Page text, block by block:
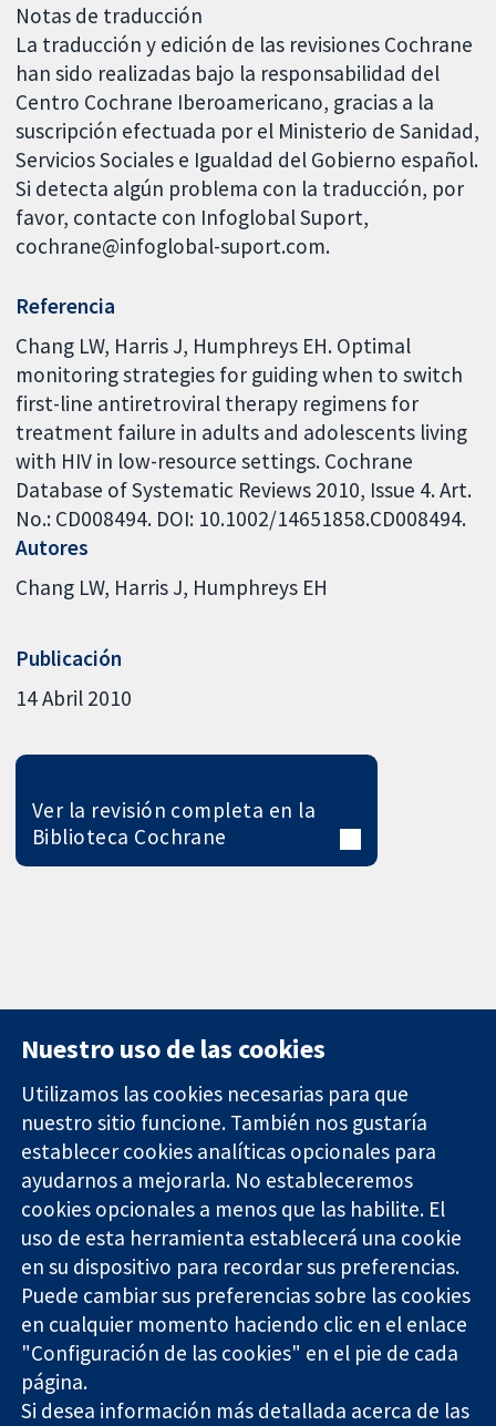
Notas de traducción
La traducción y edición de las revisiones Cochrane
han sido realizadas bajo la responsabilidad del
Centro Cochrane Iberoamericano, gracias a la
suscripción efectuada por el Ministerio de Sanidad,
Servicios Sociales e Igualdad del Gobierno español.
Si detecta algún problema con la traducción, por
favor, contacte con Infoglobal Suport,
cochrane@infoglobal-suport.com.
Referencia
Chang LW, Harris J, Humphreys EH. Optimal
monitoring strategies for guiding when to switch
first-line antiretroviral therapy regimens for
treatment failure in adults and adolescents living
with HIV in low-resource settings. Cochrane
Database of Systematic Reviews 2010, Issue 4. Art.
No.: CD008494. DOI: 10.1002/14651858.CD008494.
Autores
Chang LW Harris J Humphreys EH
Publicación
14 Abril 2010
Ver la revisión completa en la
Biblioteca Cochrane
Evidencia fiable.
Decisiones
informadas.
Mejor salud.
11-13 Cavendish
Square
Londres
W1G 0AN
Reino Unido
Contacto
Noticias
Prensa
Sobre
nosotros
Empleo
Cochrane
Library
The Cochrane Collaboration is a charity (no. 1045921) and a
company limited by guarantee (no. 03044323) registered in
Nuestro uso de las cookies
Utilizamos las cookies necesarias para que
nuestro sitio funcione. También nos gustaría
establecer cookies analíticas opcionales para
ayudarnos a mejorarla. No estableceremos
cookies opcionales a menos que las habilite. El
uso de esta herramienta establecerá una cookie
en su dispositivo para recordar sus preferencias.
Puede cambiar sus preferencias sobre las cookies
en cualquier momento haciendo clic en el enlace
"Configuración de las cookies" en el pie de cada
página.
Si desea información más detallada acerca de las